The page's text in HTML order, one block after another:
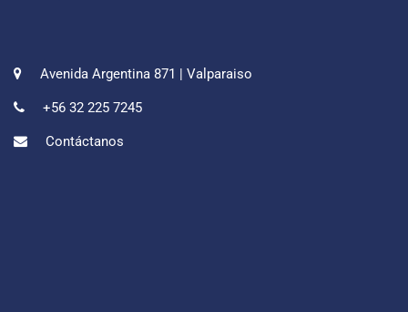
Avenida Argentina 871 | Valparaiso
+56 32 225 7245
Contáctanos